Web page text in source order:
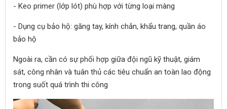
- Keo primer (lớp lót) phù hợp với từng loại màng
- Dụng cụ bảo hộ: găng tay, kính chắn, khẩu trang, quần áo
bảo hộ
Ngoài ra, cần có sự phối hợp giữa đội ngũ kỹ thuật, giám
sát, công nhân và tuân thủ các tiêu chuẩn an toàn lao động
trong suốt quá trình thi công